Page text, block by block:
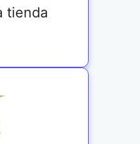
tienda